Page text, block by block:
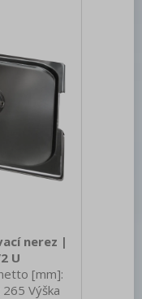
nerez |
U
[mm]:
Výška